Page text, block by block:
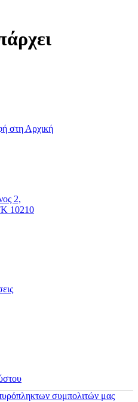
στη Αρχική
2,
10210
συμπολιτών μας